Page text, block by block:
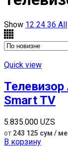
Show 12 24 36 All
Quick view
Телевизор
Smart TV
5.835.000 UZS
от 243 125 сум /
В корзину